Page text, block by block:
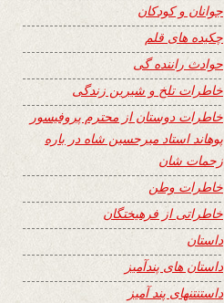
جوانان و کودکان
چکیده های قلم
حوادث راننده گی
خاطرات تلخ و شیرین زندگی
خاطرات دوستان از محترم پروفیسور
پوهاند استاد میرحسین شاه در باره
زحمات شان
خاطرات وطن
خاطراتی از فرهیختگان
داستان
داستان های پندآمیز
داستنتنهای پند آمیز